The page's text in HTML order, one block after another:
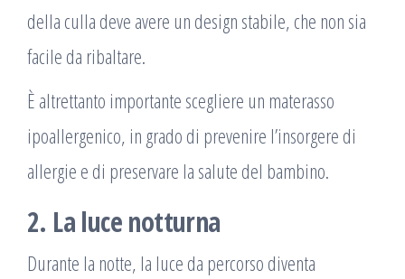
della culla deve avere un design stabile, che non sia
facile da ribaltare.
È altrettanto importante scegliere un materasso
ipoallergenico, in grado di prevenire l’insorgere di
allergie e di preservare la salute del bambino.
2. La luce notturna
Durante la notte, la luce da percorso diventa